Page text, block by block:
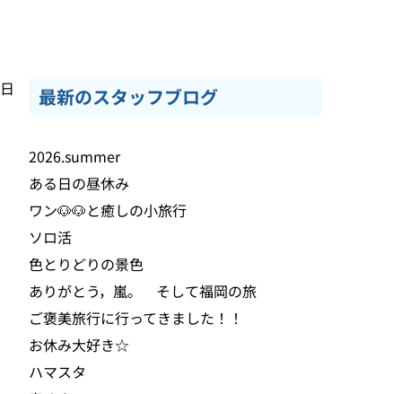
最新のスタッフブログ
2026.summer
ある日の昼休み
ワン🐶🐶と癒しの小旅行
ソロ活
色とりどりの景色
ありがとう，嵐。 そして福岡の旅
ご褒美旅行に行ってきました！！
お休み大好き☆
ハマスタ